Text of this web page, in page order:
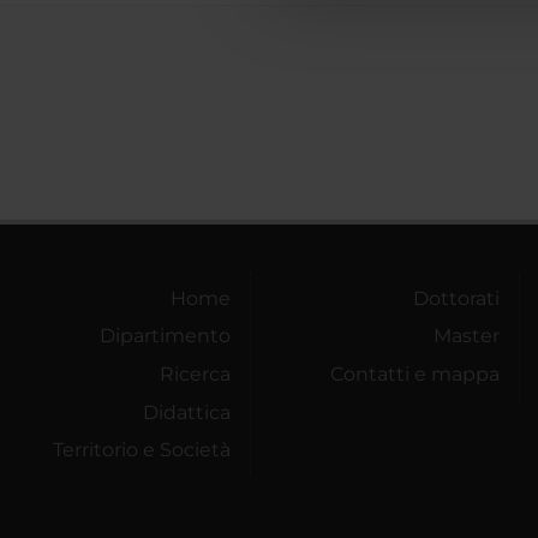
Home
Dipartimento
Ricerca
Didattica
Territorio e Società
Dottorati
Master
Contatti e mappa